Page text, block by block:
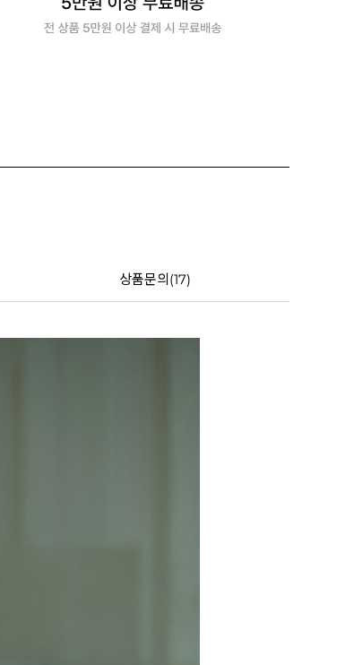
상품문의(17)